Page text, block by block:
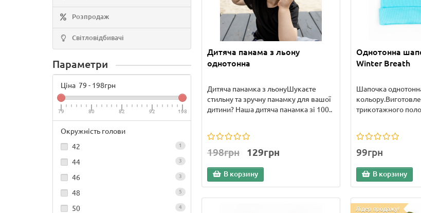
Розпродаж
Світловідбивачі
Параметри
Ціна 79 - 198грн
79 80 82 92 198
Окружність голови
42
1
44 3
46 3
48 5
50 4
Дитяча панама з льону
однотонна
Дитяча панамка з льонуШукаєте
стильну та зручну панамку для вашої
дитини? Наша дитяча панамка зі 100..
198грн 129грн
В корзину
Однотонна
Winter Breath
Шапочка
трикотажного
99грн
В корзину
Лідер продажу!